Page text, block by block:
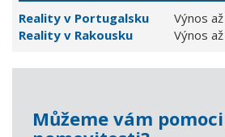
Reality v Portugalsku
Výnos
Reality v Rakousku
Výnos
Můžeme vám